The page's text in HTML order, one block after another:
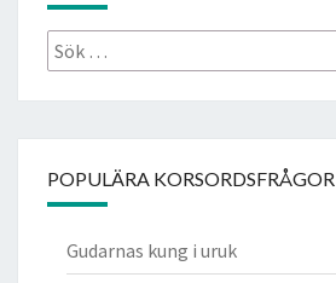
Sök
efter:
POPULÄRA KORSORDSFRÅGOR
Gudarnas kung i uruk